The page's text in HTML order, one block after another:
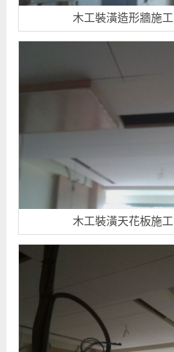
木工裝潢造形牆施工
木工裝潢天花板施工